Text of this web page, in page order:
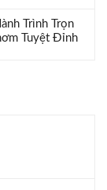
Trình Trọn
Tuyệt Đỉnh